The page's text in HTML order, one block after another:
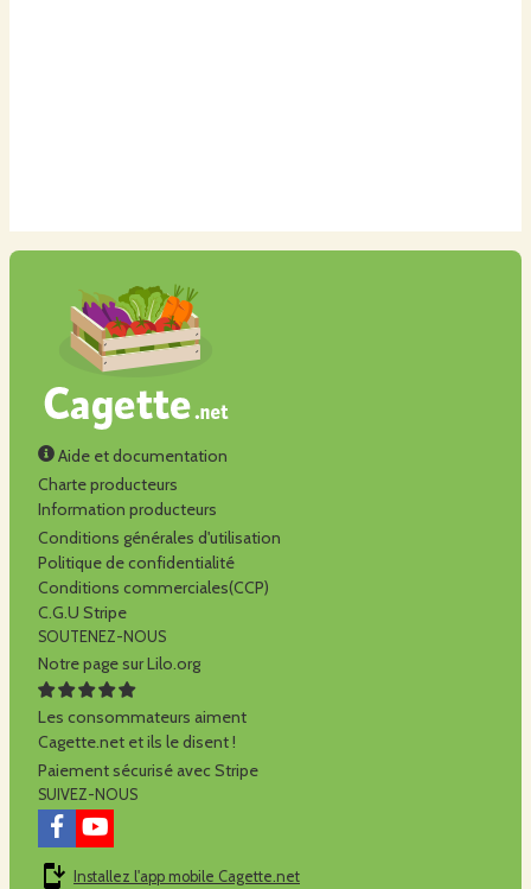
Aide et documentation
Charte producteurs
Information producteurs
Conditions générales d'utilisation
Politique de confidentialité
Conditions commerciales(CCP)
C.G.U Stripe
SOUTENEZ-NOUS
Notre page sur Lilo.org
Les consommateurs aiment
Cagette.net et ils le disent !
Paiement sécurisé avec Stripe
SUIVEZ-NOUS
Installez l'app mobile Cagette.net